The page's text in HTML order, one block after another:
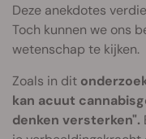
Deze anekdotes
Toch kunnen we ons
wetenschap te kijken.
Zoals in dit
kan acuut
denken versterken".